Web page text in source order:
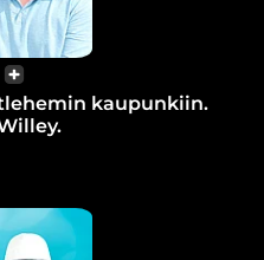
kaupunkiin.